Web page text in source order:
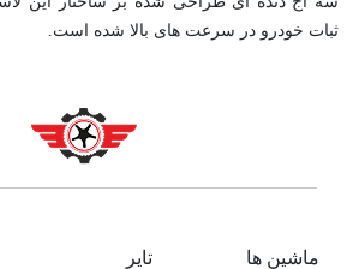
ثبات خودرو در سرعت های بالا شده است.
ماشین ها تایر